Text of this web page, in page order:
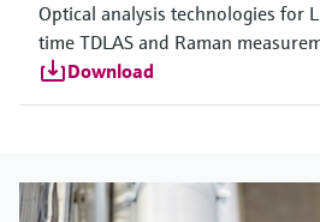
Optical analysis technologies for
time TDLAS and Raman
Download